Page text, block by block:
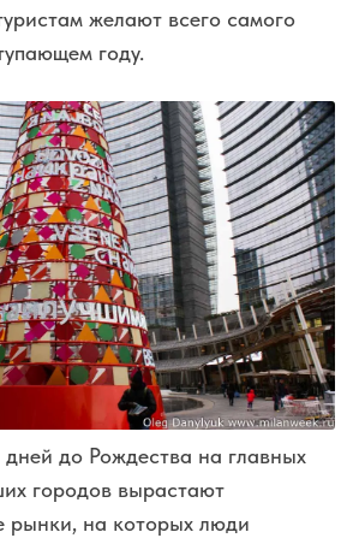
желают всего самого
году.
до Рождества на главных
городов вырастают
рынки, на которых люди